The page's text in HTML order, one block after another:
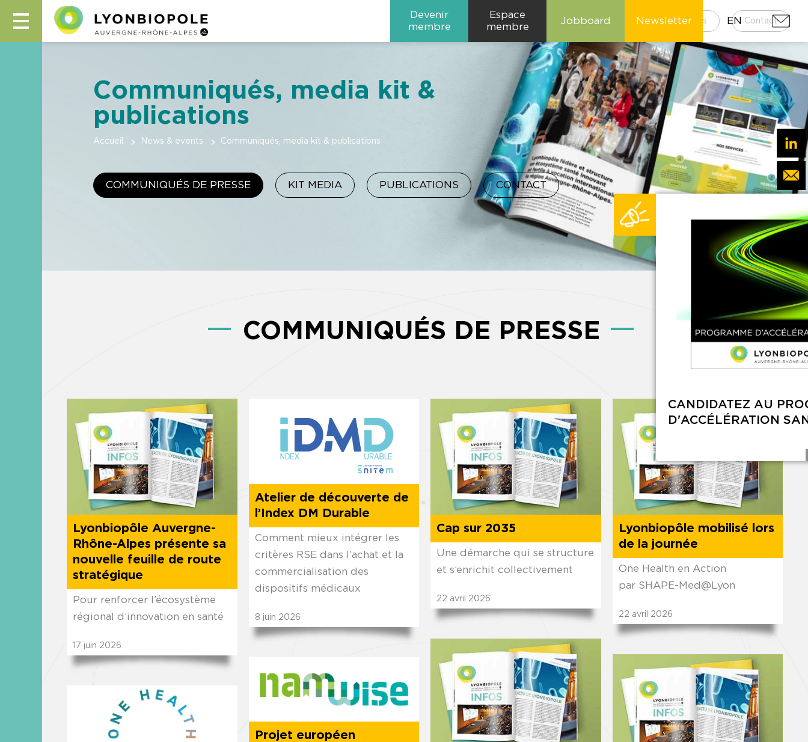
Devenir
membre
Espace
membre
Jobboard Newsletter EN
Communiqués de presse Kit media Publications Contact
Communiqués, media kit &
publications
Accueil News & events Communiqués, media kit & publications
COMMUNIQUÉS DE PRESSE KIT MEDIA PUBLICATIONS CONTACT
COMMUNIQUÉS DE PRESSE
17 juin 2026
Lyonbiopôle Auvergne-
Rhône-Alpes présente sa
nouvelle feuille de route
stratégique
Pour renforcer l’écosystème
régional d’innovation en santé
8 juin 2026
Atelier de découverte de
l’Index DM Durable
Comment mieux intégrer les
critères RSE dans l’achat et la
commercialisation des
dispositifs médicaux
22 avril 2026
Cap sur 2035
Une démarche qui se structure
et s’enrichit collectivement
22 avril 2026
Lyonbiopôle mobilisé lors
de la journée
One Health en Action
par SHAPE-Med@Lyon
Projet européen